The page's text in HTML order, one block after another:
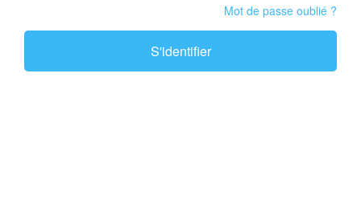
Mot de passe oublié ?
S'identifier